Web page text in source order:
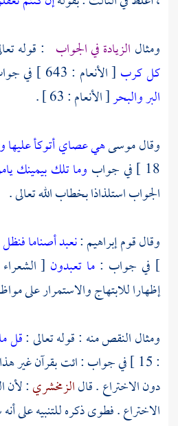
ومثال الزيادة في الجواب : قوله
كل كرب [ الأنعام : 643 ] في جواب
البر والبحر[ الأنعام : 63 ] .
وقالموسىهي عصاي أتوكأ عليها
18 ] في جواب
وما تلك بيمينك
الجواب استلذاذا بخطاب الله تعالى .
وقال قومإبراهيم:نعبد أصناما
] في جواب : ما تعبدون
إظهارا للابتهاج والاستمرار على
ومثال النقص منه : قوله تعالى :قل
: 15 ] في جواب : ائت بقرآن غير
دون الاختراع . قالالزمخشري: لأن
الاختراع . فطوى ذكره للتنبيه على